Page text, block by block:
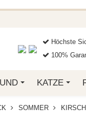
Höchste
100%
KATZE
SOMMER